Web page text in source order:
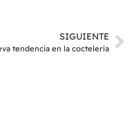
SIGUIENTE
tendencia en la coctelería